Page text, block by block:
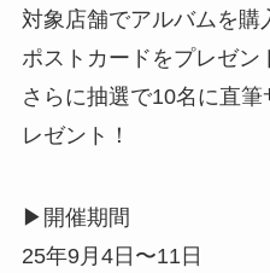
対象店舗でアルバムを購
ポストカードをプレゼン
さらに抽選で10名に直
レゼント！
▶︎開催期間
25年9月4日〜11日